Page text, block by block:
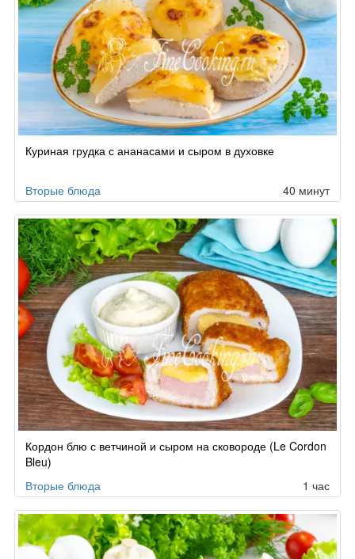
Куриная грудка с ананасами и сыром в духовке
Вторые блюда 40 минут
Кордон блю с ветчиной и сыром на сковороде (Le Cordon
Bleu)
Вторые блюда
1 час